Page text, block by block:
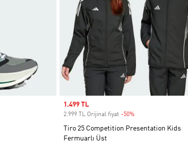
Sale price
1.499 TL
2.999 TL Orijinal fiyat -50%Discount
Tiro 25 Competition Presentation Kids
Fermuarlı Üst